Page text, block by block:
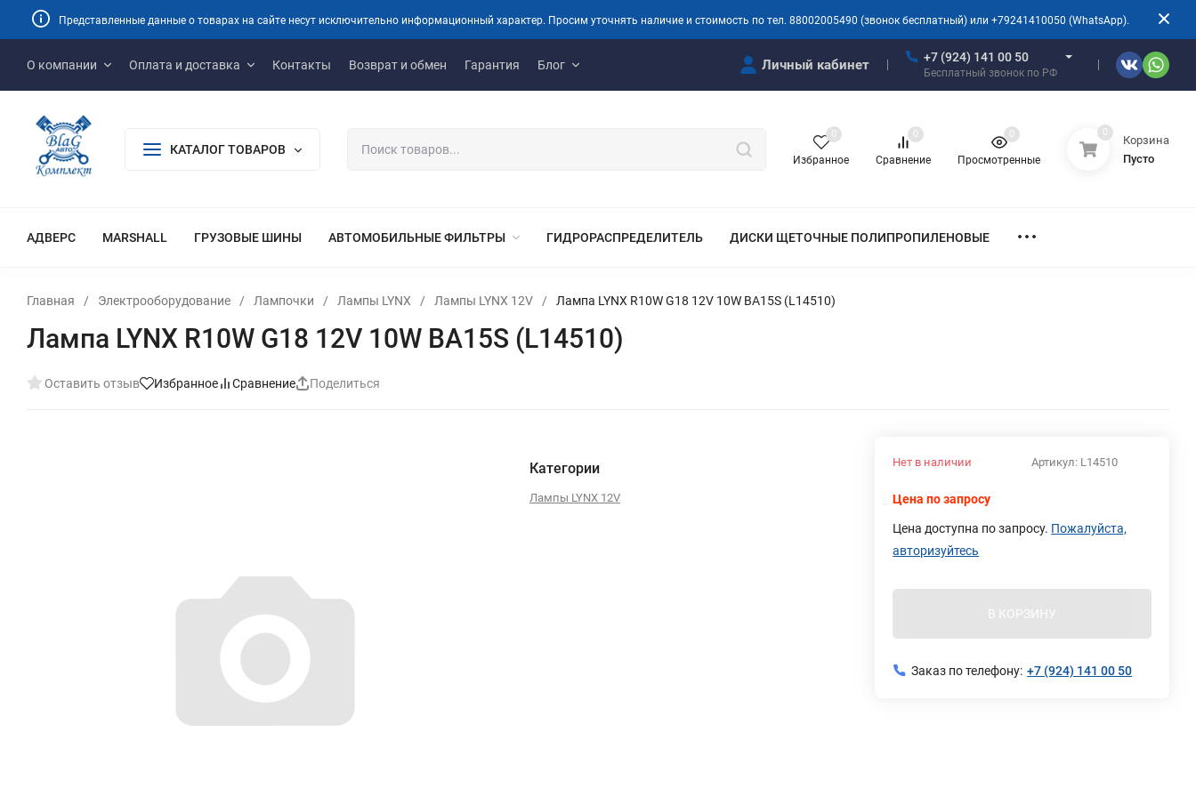
Представленные данные о товарах на сайте несут исключительно информационный характер. Просим уточнять наличие и стоимость по тел. 88002005490 (звонок бесплатный) или +79241410050 (WhatsApp).
О компании Оплата и доставка Контакты Возврат и обмен Гарантия Блог Личный кабинет +7 (924) 141 00 50
Бесплатный звонок по РФ
КАТАЛОГ ТОВАРОВ
Избранное
0
Сравнение
0
Просмотренные
0 0
Корзина
Пусто
АДВЕРС MARSHALL ГРУЗОВЫЕ ШИНЫ АВТОМОБИЛЬНЫЕ ФИЛЬТРЫ ГИДРОРАСПРЕДЕЛИТЕЛЬ ДИСКИ ЩЕТОЧНЫЕ ПОЛИПРОПИЛЕНОВЫЕ
Главная / Электрооборудование / Лампочки / Лампы LYNX / Лампы LYNX 12V / Лампа LYNX R10W G18 12V 10W BA15S (L14510)
Лампа LYNX R10W G18 12V 10W BA15S (L14510)
Оставить отзыв Избранное Сравнение Поделиться
Категории
Лампы LYNX 12V
Артикул: L14510
Нет в наличии
Цена по запросу
Цена доступна по запросу. Пожалуйста,
авторизуйтесь
В КОРЗИНУ
Заказ по телефону: +7 (924) 141 00 50